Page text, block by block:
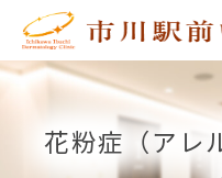
花粉症（アレ